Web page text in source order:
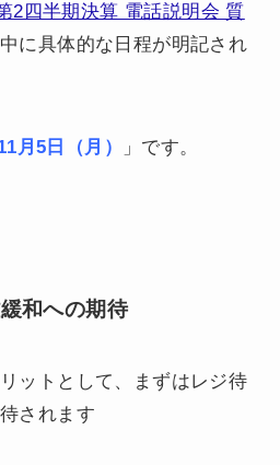
2四半期決算 電話説明会 質
に具体的な日程が明記され
月5日（月） 」です。
和への期待
ットとして、まずはレジ待
されます